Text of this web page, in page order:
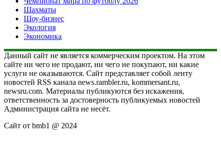
Шахматы
Шоу-бизнес
Экология
Экономика
Данный сайт не является коммерческим проектом. На этом
сайте ни чего не продают, ни чего не покупают, ни какие
услуги не оказываются. Сайт представляет собой ленту
новостей RSS канала news.rambler.ru, kommersant.ru,
newsru.com. Материалы публикуются без искажения,
ответственность за достоверность публикуемых новостей
Администрация сайта не несёт.
Сайт от bmb1 @ 2024